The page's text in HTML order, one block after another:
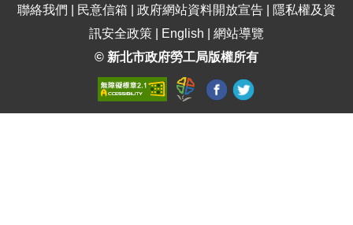
聯絡我們 民意信箱 政府網站資料開放宣告
隱私權及資
訊安全政策
English
網站導覽
© 新北市政府勞工局版權所有